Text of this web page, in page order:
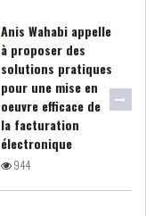
Anis Wahabi appelle
à proposer des
solutions pratiques
pour une mise en
oeuvre efficace de
la facturation
électronique
944